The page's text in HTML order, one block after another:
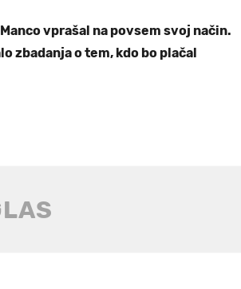
vprašal na povsem svoj način.
zbadanja o tem, kdo bo plačal